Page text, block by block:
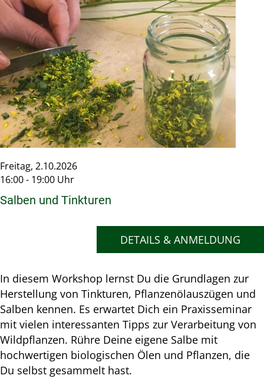
Freitag, 2.10.2026
16:00 - 19:00 Uhr
Salben und Tinkturen
DETAILS & ANMELDUNG
In diesem Workshop lernst Du die Grundlagen zur
Herstellung von Tinkturen, Pflanzenölauszügen und
Salben kennen. Es erwartet Dich ein Praxisseminar
mit vielen interessanten Tipps zur Verarbeitung von
Wildpflanzen. Rühre Deine eigene Salbe mit
hochwertigen biologischen Ölen und Pflanzen, die
Du selbst gesammelt hast.